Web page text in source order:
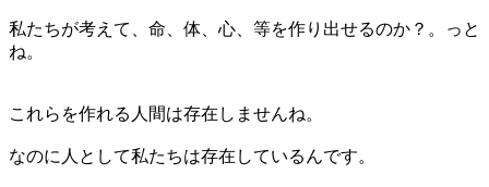
私たちが考えて、命、体、心、等を作り出せるのか？。っと
ね。
これらを作れる人間は存在しませんね。
なのに人として私たちは存在しているんです。